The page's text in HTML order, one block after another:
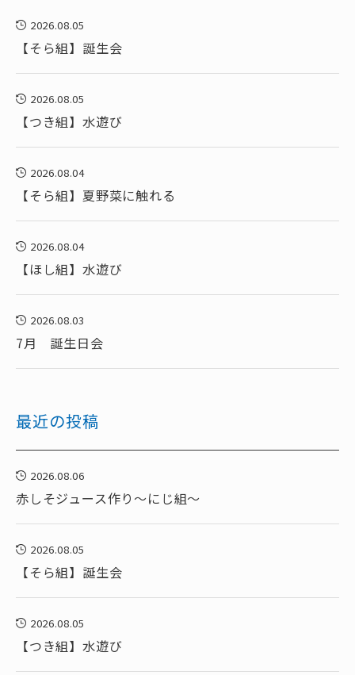
2026.08.05
【そら組】誕生会
2026.08.05
【つき組】水遊び
2026.08.04
【そら組】夏野菜に触れる
2026.08.04
【ほし組】水遊び
2026.08.03
7月 誕生日会
最近の投稿
2026.08.06
赤しそジュース作り～にじ組～
2026.08.05
【そら組】誕生会
2026.08.05
【つき組】水遊び